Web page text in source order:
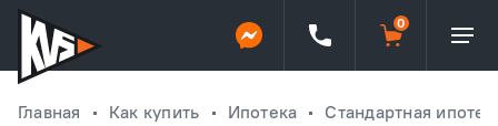
Главная Как купить Ипотека Стандартная